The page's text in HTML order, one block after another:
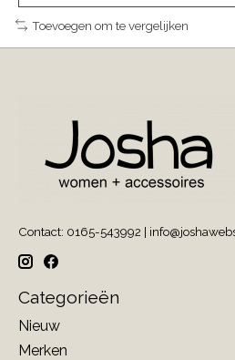
Toevoegen om te vergelijken
Contact: 0165-543992 |
Categorieën
Nieuw
Merken